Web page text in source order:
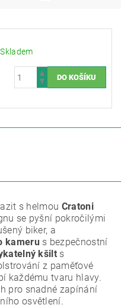
Skladem
s helmou Cratoni
se pyšní pokročilými
biker, a
kamerus bezpečnostní
kšilt s
z paměťové
každému tvaru hlavy.
pro snadné zapínání
osvětlení.